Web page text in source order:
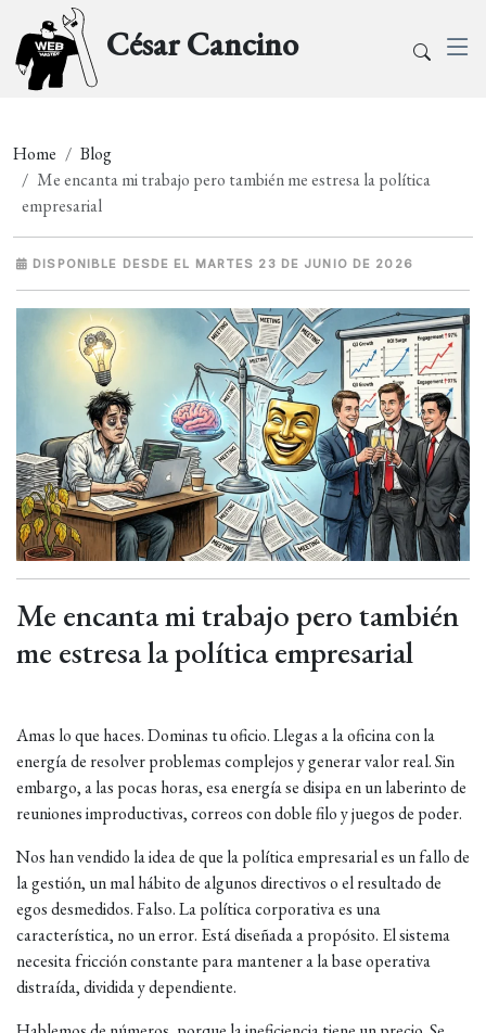
César Cancino
Home
Blog
Me encanta mi trabajo pero también me estresa la política
empresarial
DISPONIBLE DESDE EL MARTES 23 DE JUNIO DE 2026
Me encanta mi trabajo pero también
me estresa la política empresarial
Amas lo que haces. Dominas tu oficio. Llegas a la oficina con la
energía de resolver problemas complejos y generar valor real. Sin
embargo, a las pocas horas, esa energía se disipa en un laberinto de
reuniones improductivas, correos con doble filo y juegos de poder.
Nos han vendido la idea de que la política empresarial es un fallo de
la gestión, un mal hábito de algunos directivos o el resultado de
egos desmedidos. Falso. La política corporativa es una
característica, no un error. Está diseñada a propósito. El sistema
necesita fricción constante para mantener a la base operativa
distraída, dividida y dependiente.